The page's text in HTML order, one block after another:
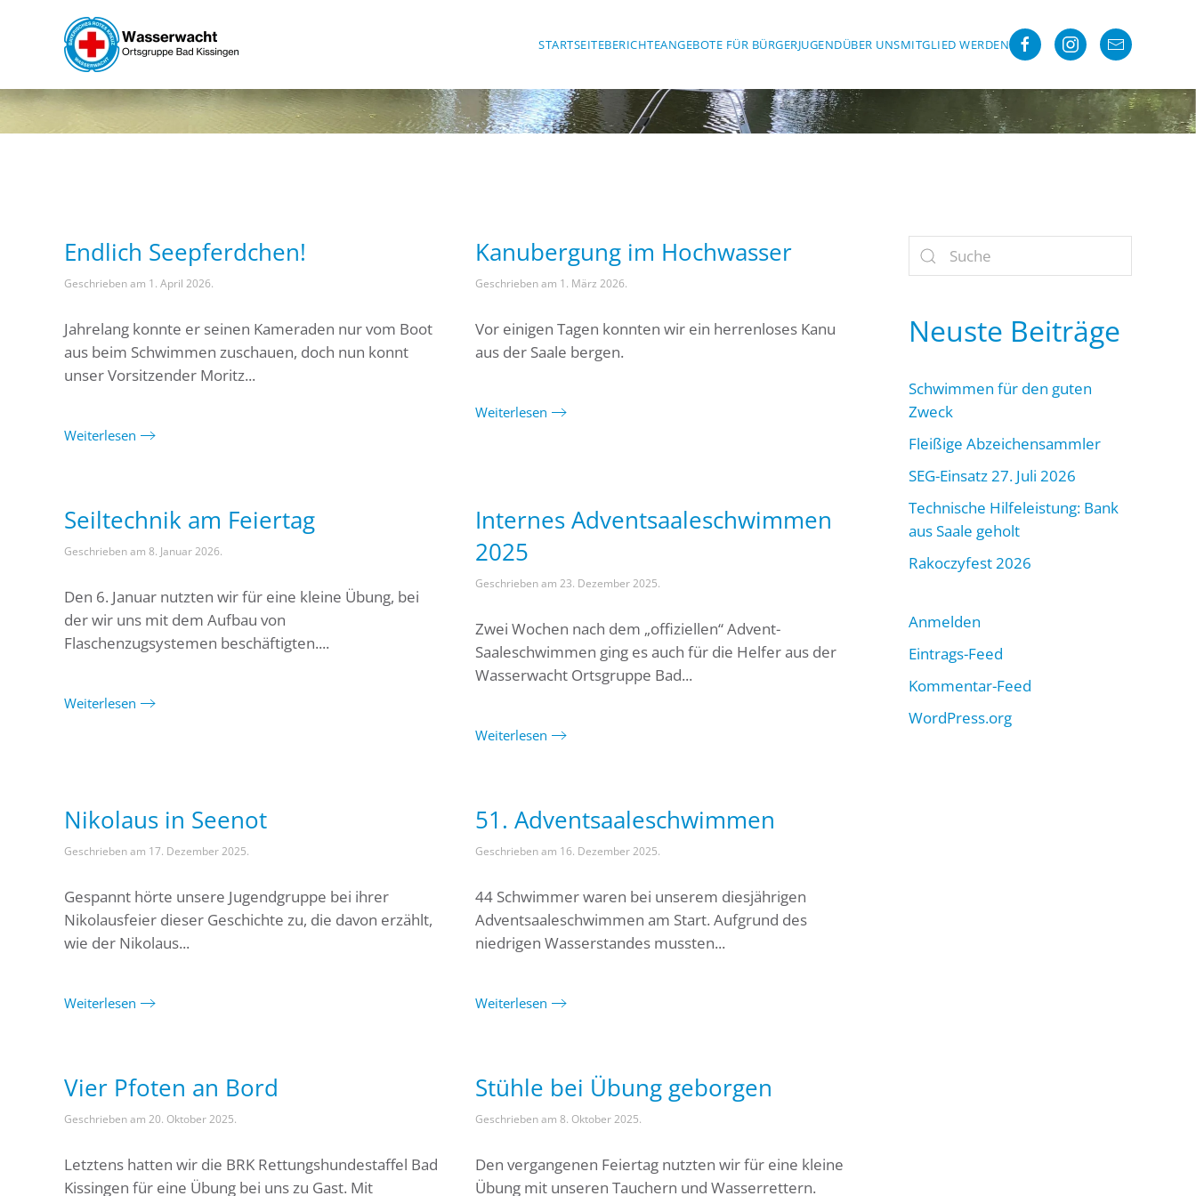
Skip to main content STARTSEITEBERICHTEANGEBOTE FÜR BÜRGERJUGENDÜBER UNSMITGLIED WERDEN
Endlich Seepferdchen!
Geschrieben am 1. April 2026.
Jahrelang konnte er seinen Kameraden nur vom Boot
aus beim Schwimmen zuschauen, doch nun konnt
unser Vorsitzender Moritz...
Weiterlesen
Kanubergung im Hochwasser
Geschrieben am 1. März 2026.
Vor einigen Tagen konnten wir ein herrenloses Kanu
aus der Saale bergen.
Weiterlesen
Seiltechnik am Feiertag
Geschrieben am 8. Januar 2026.
Den 6. Januar nutzten wir für eine kleine Übung, bei
der wir uns mit dem Aufbau von
Flaschenzugsystemen beschäftigten....
Weiterlesen
Internes Adventsaaleschwimmen
2025
Geschrieben am 23. Dezember 2025.
Zwei Wochen nach dem „offiziellen“ Advent-
Saaleschwimmen ging es auch für die Helfer aus der
Wasserwacht Ortsgruppe Bad...
Weiterlesen
Nikolaus in Seenot
Geschrieben am 17. Dezember 2025.
Gespannt hörte unsere Jugendgruppe bei ihrer
Nikolausfeier dieser Geschichte zu, die davon erzählt,
wie der Nikolaus...
Weiterlesen
51. Adventsaaleschwimmen
Geschrieben am 16. Dezember 2025.
44 Schwimmer waren bei unserem diesjährigen
Adventsaaleschwimmen am Start. Aufgrund des
niedrigen Wasserstandes mussten...
Weiterlesen
Vier Pfoten an Bord
Geschrieben am 20. Oktober 2025.
Letztens hatten wir die BRK Rettungshundestaffel Bad
Kissingen für eine Übung bei uns zu Gast. Mit
Stühle bei Übung geborgen
Geschrieben am 8. Oktober 2025.
Den vergangenen Feiertag nutzten wir für eine kleine
Übung mit unseren Tauchern und Wasserrettern.
Neuste Beiträge
Schwimmen für den guten
Zweck
Fleißige Abzeichensammler
SEG-Einsatz 27. Juli 2026
Technische Hilfeleistung: Bank
aus Saale geholt
Rakoczyfest 2026
Anmelden
Eintrags-Feed
Kommentar-Feed
WordPress.org